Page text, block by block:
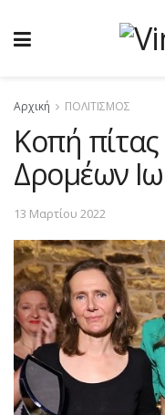
Αρχική ΠΟΛΙΤΙΣΜΟΣ
Koπή
Δρομέων
13 Μαρτίου 2022